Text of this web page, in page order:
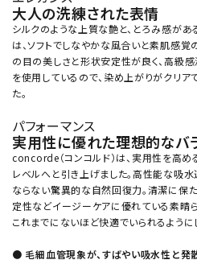
大人の洗練された表情
シルクのような上質な艶と、とろみ感があ
は、ソフトでしなやかな風合いと素肌感
の目の美しさと形状安定性が良く、高級
を使用しているので、染め上がりがクリ
た。
パフォーマンス
実用性に優れた理想的なバ
concorde（コンコルド）は、実用性を高
レベルへと引き上げました。高性能な吸
ならない驚異的な自然回復力。清潔に保
定性などイージーケアに優れている素晴
これまでにないほど快適でいられるように
● 毛細血管現象が、すばやい吸水性と発